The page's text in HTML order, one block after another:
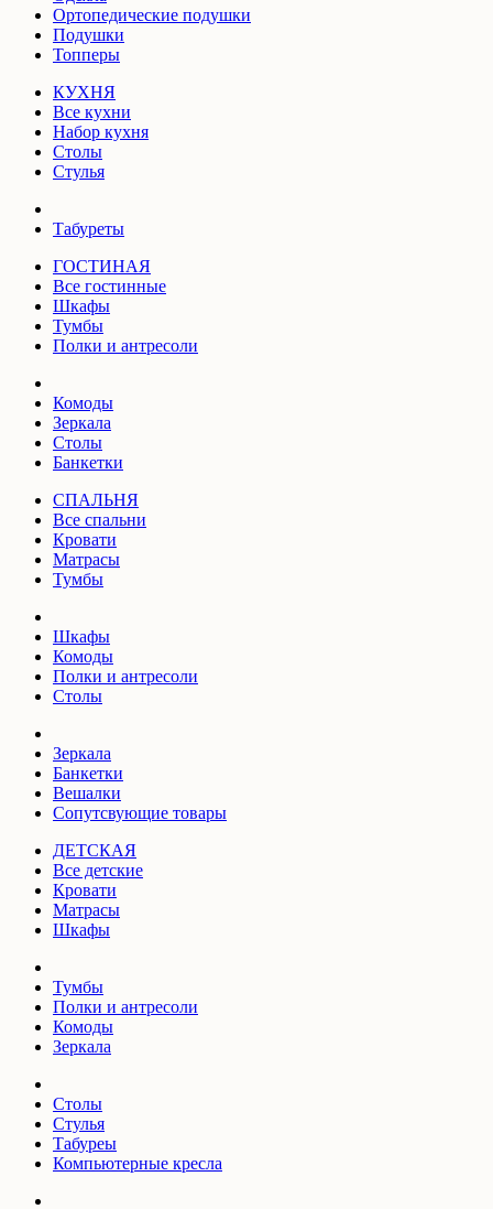
Ортопедические подушки
Подушки
Топперы
КУХНЯ
Все кухни
Набор кухня
Столы
Стулья
Табуреты
ГОСТИНАЯ
Все гостинные
Шкафы
Тумбы
Полки и антресоли
Комоды
Зеркала
Столы
Банкетки
СПАЛЬНЯ
Все спальни
Кровати
Матрасы
Тумбы
Шкафы
Комоды
Полки и антресоли
Столы
Зеркала
Банкетки
Вешалки
Сопутсвующие товары
ДЕТСКАЯ
Все детские
Кровати
Матрасы
Шкафы
Тумбы
Полки и антресоли
Комоды
Зеркала
Столы
Стулья
Табуреы
Компьютерные кресла